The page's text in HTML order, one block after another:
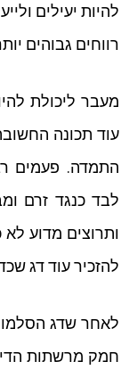
להיות יעילים
רווחים גבוהים
מעבר ליכולת
עוד תכונה
התמדה. פעמים
לבד כנגד זרם
ותרוצים מדוע
להזכיר עוד דג
לאחר שדג
חמק מרשתות